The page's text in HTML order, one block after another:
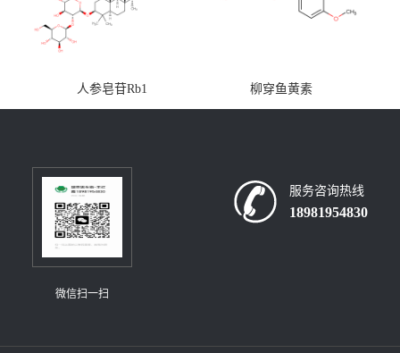
人参皂苷Rb1 柳穿鱼黄素
微信扫一扫
服务咨询热线
18981954830